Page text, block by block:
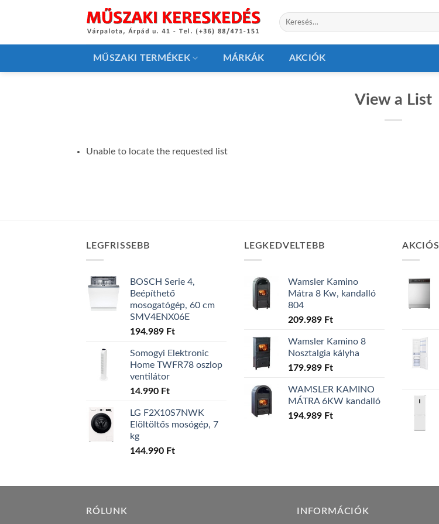
Keresés
a
MŰSZAKI TERMÉKEK MÁRKÁK AKCIÓK
View a List
Unable to locate the requested list
LEGFRISSEBB
BOSCH Serie 4,
Beépíthető
mosogatógép, 60 cm
SMV4ENX06E
194.989 Ft
Somogyi Elektronic
Home TWFR78 oszlop
ventilátor
14.990 Ft
LG F2X10S7NWK
Elöltöltős mosógép, 7
kg
144.990 Ft
LEGKEDVELTEBB
Wamsler Kamino
Mátra 8 Kw, kandalló
804
209.989 Ft
Wamsler Kamino 8
Nosztalgia kályha
179.989 Ft
WAMSLER KAMINO
MÁTRA 6KW kandalló
194.989 Ft
AKCIÓS
RÓLUNK INFORMÁCIÓK